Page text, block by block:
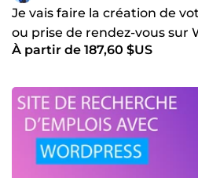
Je vais faire la création de
ou prise de rendez-vous sur
Amelia
À partir de 187,60 $US